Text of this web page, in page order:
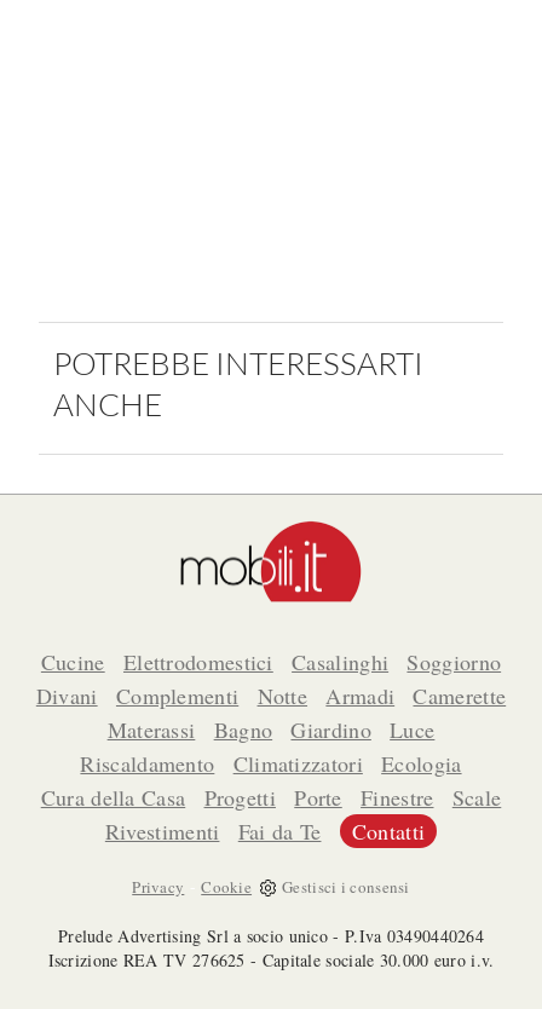
POTREBBE INTERESSARTI
ANCHE
Cucine Elettrodomestici Casalinghi
Soggiorno
Divani
Complementi Notte Armadi
Camerette
Materassi
Bagno Giardino
Luce
Riscaldamento
Climatizzatori
Ecologia
Cura della Casa
Progetti Porte Finestre
Scale
Rivestimenti
Fai da Te Contatti
Privacy -Cookie Gestisci i consensi
Prelude Advertising Srl a socio unico - P.Iva 03490440264
Iscrizione REA TV 276625 - Capitale sociale 30.000 euro i.v.